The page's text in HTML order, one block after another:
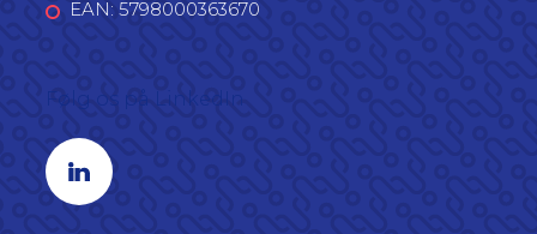
EAN: 5798000363670
Linkedin profil